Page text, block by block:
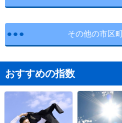
その他の市区
おすすめの指数